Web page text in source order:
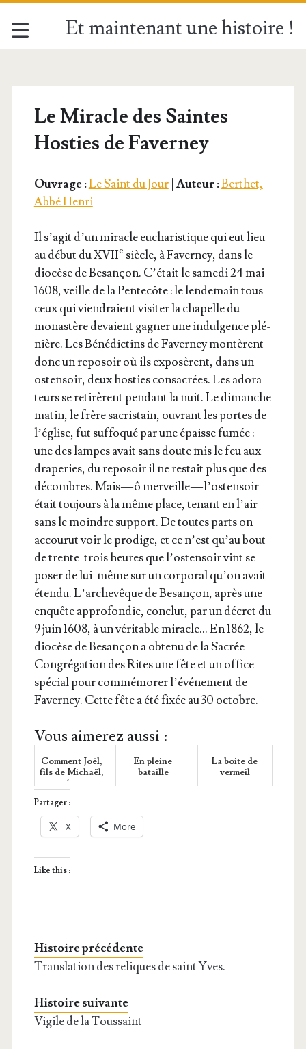
Et maintenant une histoire !
Le Miracle des Saintes
Hosties de Faverney
Ouvrage :Le Saint du Jour| Auteur :Berthet,
Abbé Henri
Il s’a­git d’un miracle eucha­ris­tique qui eut lieu
au début du XVIIe siècle, à Faver­ney, dans le
dio­cèse de Besan­çon. C’é­tait le same­di 24 mai
1608, veille de la Pen­te­côte : le len­de­main tous
ceux qui vien­draient visi­ter la cha­pelle du
monas­tère devaient gagner une indul­gence plé­
nière. Les Béné­dic­tins de Faver­ney mon­tèrent
donc un repo­soir où ils expo­sèrent, dans un
osten­soir, deux hos­ties consa­crées. Les ado­ra­
teurs se reti­rèrent pen­dant la nuit. Le dimanche
matin, le frère sacris­tain, ouvrant les portes de
l’é­glise, fut suf­fo­qué par une épaisse fumée :
une des lampes avait sans doute mis le feu aux
dra­pe­ries, du repo­soir il ne res­tait plus que des
décombres. Mais — ô mer­veille — l’os­ten­soir
était tou­jours à la même place, tenant en l’air
sans le moindre sup­port. De toutes parts on
accou­rut voir le pro­dige, et ce n’est qu’au bout
de trente-trois heures que l’os­ten­soir vint se
poser de lui-même sur un cor­po­ral qu’on avait
éten­du. L’ar­che­vêque de Besan­çon, après une
enquête appro­fon­die, conclut, par un décret du
9 juin 1608, à un véri­table miracle… En 1862, le
dio­cèse de Besan­çon a obte­nu de la Sacrée
Congré­ga­tion des Rites une fête et un office
spé­cial pour com­mé­mo­rer l’é­vé­ne­ment de
Faver­ney. Cette fête a été fixée au 30 octobre.
Vous aimerez aussi :
Comment Joël,
fils de Michaël,
prépara
En pleine
bataille
La boite de
vermeil
Partager :
X More
Like this :
Histoire précédente
Translation des reliques de saint Yves.
Histoire suivante
Vigile de la Toussaint